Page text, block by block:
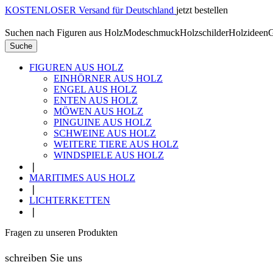
KOSTENLOSER Versand für Deutschland jetzt bestellen
Suchen nach Figuren aus HolzModeschmuckHolzschilderHolzideen
Suche
FIGUREN AUS HOLZ
EINHÖRNER AUS HOLZ
ENGEL AUS HOLZ
ENTEN AUS HOLZ
MÖWEN AUS HOLZ
PINGUINE AUS HOLZ
SCHWEINE AUS HOLZ
WEITERE TIERE AUS HOLZ
WINDSPIELE AUS HOLZ
MARITIMES AUS HOLZ
LICHTERKETTEN
Fragen zu unseren Produkten
schreiben Sie uns